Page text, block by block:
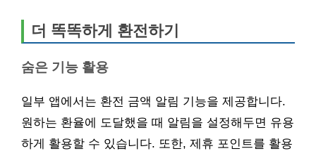
더 똑똑하게 환전하기
숨은 기능 활용
일부 앱에서는 환전 금액 알림 기능을 제공합니다.
원하는 환율에 도달했을 때 알림을 설정해두면 유용
하게 활용할 수 있습니다. 또한, 제휴 포인트를 활용